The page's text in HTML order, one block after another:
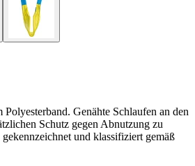
Polyesterband. Genähte Schlaufen an den
Schutz gegen Abnutzung zu
und klassifiziert gemäß